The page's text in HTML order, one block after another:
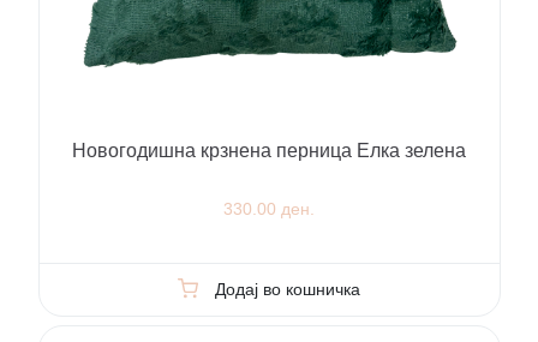
Новогодишна крзнена перница Елка зелена
330.00 ден.
Додај во кошничка